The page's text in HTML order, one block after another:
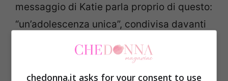
messaggio di Katie parla proprio di questo:
“un’adolescenza unica”, condivisa davanti
alle telecamere e lontano dai riflettori.
Quando evoca “coraggio, compassione,
forza”, riconosce una trama umana sotto i
chedonna.it asks for your consent to use